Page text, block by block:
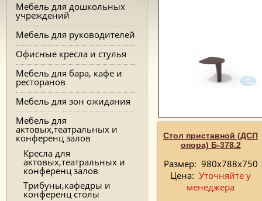
Мебель для дошкольных
учреждений
Мебель для руководителей
Офисные кресла и стулья
Мебель для бара, кафе и
ресторанов
Мебель для зон ожидания
Мебель для
актовых,театральных и
конференц залов
Кресла для
актовых,театральных и
конференц залов
Трибуны,кафедры и
конференц столы
Стол приставной (ДСП
опора) Б-378.2
Размер: 980х788х750
Цена: Уточняйте у
менеджера